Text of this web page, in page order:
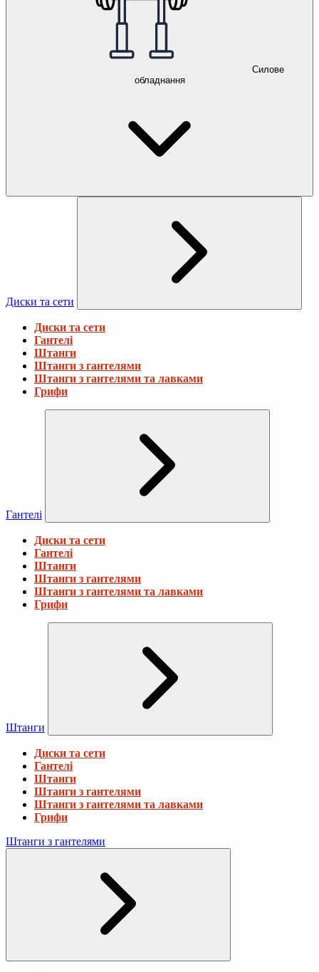
Силове
обладнання
Диски та сети
Диски та сети
Гантелі
Штанги
Штанги з гантелями
Штанги з гантелями та лавками
Грифи
Гантелі
Диски та сети
Гантелі
Штанги
Штанги з гантелями
Штанги з гантелями та лавками
Грифи
Штанги
Диски та сети
Гантелі
Штанги
Штанги з гантелями
Штанги з гантелями та лавками
Грифи
Штанги з гантелями